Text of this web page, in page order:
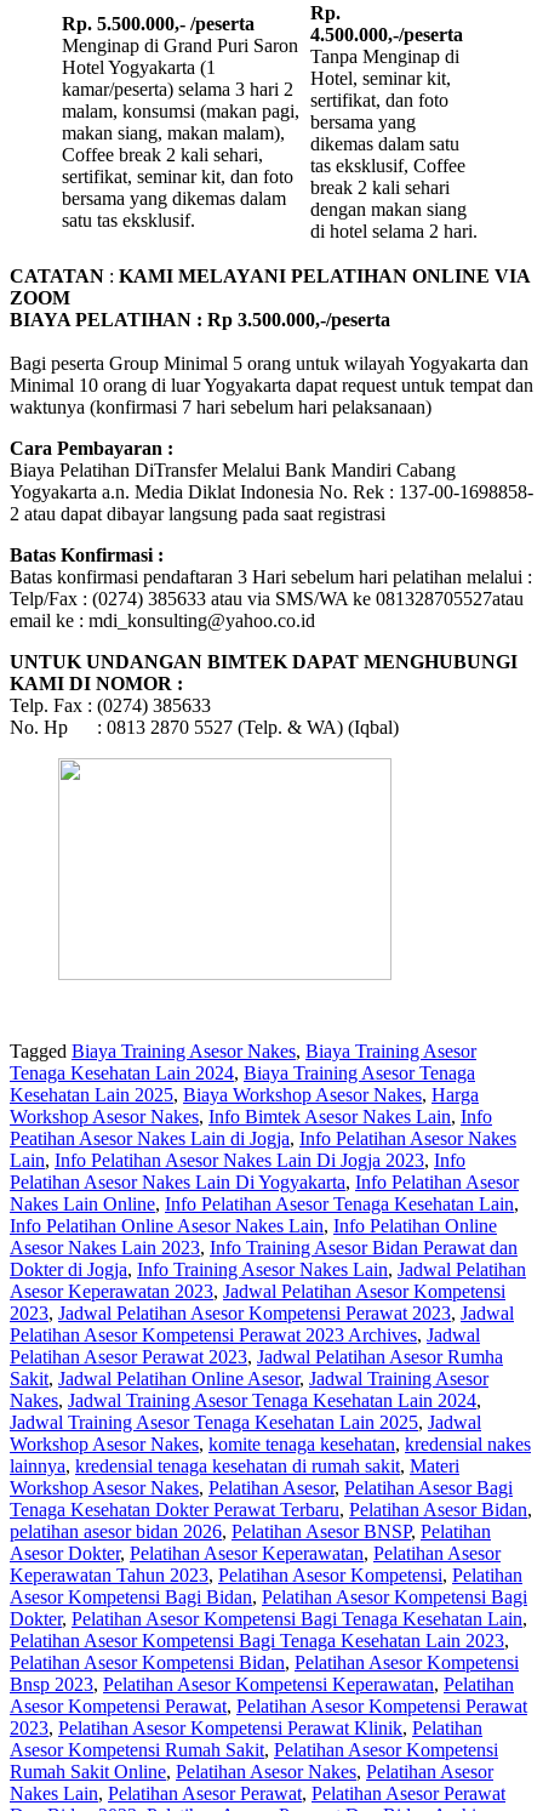
Rp. 5.500.000,- /peserta
Menginap di Grand Puri Saron
Hotel Yogyakarta (1
kamar/peserta) selama 3 hari 2
malam, konsumsi (makan pagi,
makan siang, makan malam),
Coffee break 2 kali sehari,
sertifikat, seminar kit, dan foto
bersama yang dikemas dalam
satu tas eksklusif.
Rp.
4.500.000,-/peserta
Tanpa Menginap di
Hotel, seminar kit,
sertifikat, dan foto
bersama yang
dikemas dalam satu
tas eksklusif, Coffee
break 2 kali sehari
dengan makan siang
di hotel selama 2 hari.
CATATAN : KAMI MELAYANI PELATIHAN ONLINE VIA
ZOOM
BIAYA PELATIHAN : Rp 3.500.000,-/peserta
Bagi peserta Group Minimal 5 orang untuk wilayah Yogyakarta dan
Minimal 10 orang di luar Yogyakarta dapat request untuk tempat dan
waktunya (konfirmasi 7 hari sebelum hari pelaksanaan)
Cara Pembayaran :
Biaya Pelatihan DiTransfer Melalui Bank Mandiri Cabang
Yogyakarta a.n. Media Diklat Indonesia No. Rek : 137-00-1698858-
2 atau dapat dibayar langsung pada saat registrasi
Batas Konfirmasi :
Batas konfirmasi pendaftaran 3 Hari sebelum hari pelatihan melalui :
Telp/Fax : (0274) 385633 atau via SMS/WA ke 081328705527atau
email ke : mdi_konsulting@yahoo.co.id
UNTUK UNDANGAN BIMTEK DAPAT MENGHUBUNGI
KAMI DI NOMOR :
Telp. Fax : (0274) 385633
No. Hp : 0813 2870 5527 (Telp. & WA) (Iqbal)
Tagged Biaya Training Asesor Nakes, Biaya Training Asesor
Tenaga Kesehatan Lain 2024, Biaya Training Asesor Tenaga
Kesehatan Lain 2025, Biaya Workshop Asesor Nakes, Harga
Workshop Asesor Nakes, Info Bimtek Asesor Nakes Lain, Info
Peatihan Asesor Nakes Lain di Jogja, Info Pelatihan Asesor Nakes
Lain, Info Pelatihan Asesor Nakes Lain Di Jogja 2023, Info
Pelatihan Asesor Nakes Lain Di Yogyakarta, Info Pelatihan Asesor
Nakes Lain Online, Info Pelatihan Asesor Tenaga Kesehatan Lain,
Info Pelatihan Online Asesor Nakes Lain, Info Pelatihan Online
Asesor Nakes Lain 2023, Info Training Asesor Bidan Perawat dan
Dokter di Jogja, Info Training Asesor Nakes Lain, Jadwal Pelatihan
Asesor Keperawatan 2023, Jadwal Pelatihan Asesor Kompetensi
2023, Jadwal Pelatihan Asesor Kompetensi Perawat 2023, Jadwal
Pelatihan Asesor Kompetensi Perawat 2023 Archives, Jadwal
Pelatihan Asesor Perawat 2023, Jadwal Pelatihan Asesor Rumha
Sakit, Jadwal Pelatihan Online Asesor, Jadwal Training Asesor
Nakes, Jadwal Training Asesor Tenaga Kesehatan Lain 2024,
Jadwal Training Asesor Tenaga Kesehatan Lain 2025, Jadwal
Workshop Asesor Nakes, komite tenaga kesehatan, kredensial nakes
lainnya, kredensial tenaga kesehatan di rumah sakit, Materi
Workshop Asesor Nakes, Pelatihan Asesor, Pelatihan Asesor Bagi
Tenaga Kesehatan Dokter Perawat Terbaru, Pelatihan Asesor Bidan,
pelatihan asesor bidan 2026, Pelatihan Asesor BNSP, Pelatihan
Asesor Dokter, Pelatihan Asesor Keperawatan, Pelatihan Asesor
Keperawatan Tahun 2023, Pelatihan Asesor Kompetensi, Pelatihan
Asesor Kompetensi Bagi Bidan, Pelatihan Asesor Kompetensi Bagi
Dokter, Pelatihan Asesor Kompetensi Bagi Tenaga Kesehatan Lain,
Pelatihan Asesor Kompetensi Bagi Tenaga Kesehatan Lain 2023,
Pelatihan Asesor Kompetensi Bidan, Pelatihan Asesor Kompetensi
Bnsp 2023, Pelatihan Asesor Kompetensi Keperawatan, Pelatihan
Asesor Kompetensi Perawat, Pelatihan Asesor Kompetensi Perawat
2023, Pelatihan Asesor Kompetensi Perawat Klinik, Pelatihan
Asesor Kompetensi Rumah Sakit, Pelatihan Asesor Kompetensi
Rumah Sakit Online, Pelatihan Asesor Nakes, Pelatihan Asesor
Nakes Lain, Pelatihan Asesor Perawat, Pelatihan Asesor Perawat